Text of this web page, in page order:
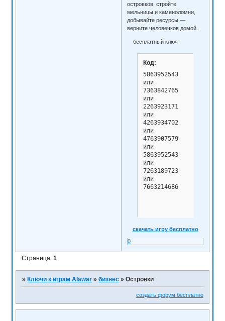
островков, стройте
мельницы и каменоломни,
добывайте ресурсы —
верните человечков домой.
бесплатный ключ
Код:
5863952543
или
7363842765
или
2263923171
или
4263934702
или
4763907579
или
5863952543
или
7263189723
или
7663214686
скачать игру бесплатно
0
Страница:1
»Ключи к играм Alawar »бизнес »Островки
создать форум бесплатно